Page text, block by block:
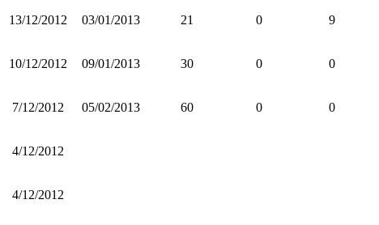
13/12/2012 03/01/2013 21 0 9
10/12/2012 09/01/2013 30 0 0
7/12/2012 05/02/2013 60 0 0
4/12/2012
4/12/2012